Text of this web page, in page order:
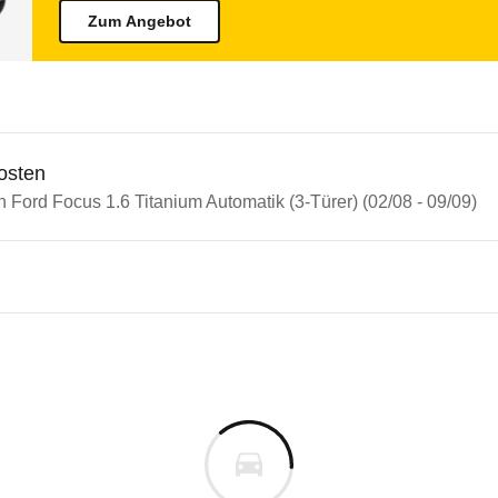
Zum Angebot
Ford Focus 1.6 Titanium Automatik (3-Türer) (02/08 - 09/09)
Baureihengeneration wie das